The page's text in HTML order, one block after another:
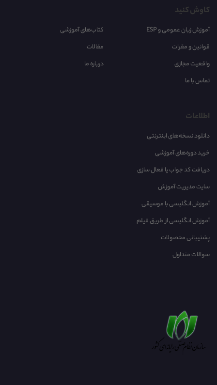
کاوش کنید
آموزش زبان عمومی و ESP
کتاب‌های آموزشی
قوانین و مقرات
مقالات
واقعیت مجازی
درباره ما
تماس با ما
اطلاعات
دانلود نسخه‌های اینترنتی
خرید دوره‌های آموزشی
دریافت کد جواب یا فعال سازی
سایت مدیریت آموزش
آموزش انگلیسی با موسیقی‌
آموزش انگلیسی از طریق فیلم
پشتیبانی محصولات
سوالات متداول